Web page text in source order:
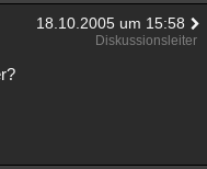
18.10.2005 um 15:58
Diskussionsleiter